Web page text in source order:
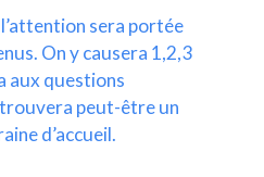
sera portée
On y causera 1,2,3
aux questions
peut-être un
d’accueil.